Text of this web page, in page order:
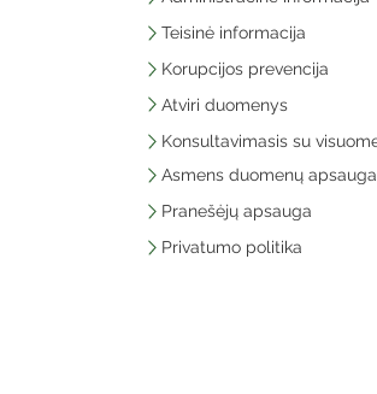
Teisinė informacija
Korupcijos prevencija
Atviri duomenys
Asmens duomenų apsauga
Pranešėjų apsauga
Privatumo politika